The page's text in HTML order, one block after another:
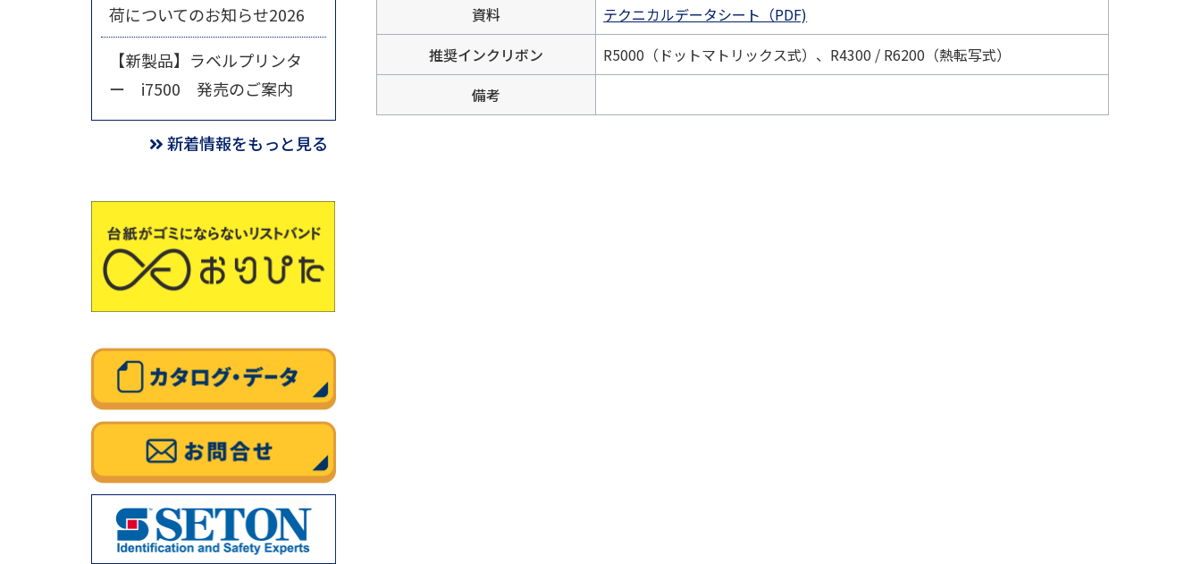
資料
テクニカルデータシート（PDF)
推奨インクリボン
R5000（ドットマトリックス式）、R4300 / R6200（熱転写式）
備考
荷についてのお知らせ2026
【新製品】ラベルプリンタ
ー i7500 発売のご案内
新着情報をもっと見る